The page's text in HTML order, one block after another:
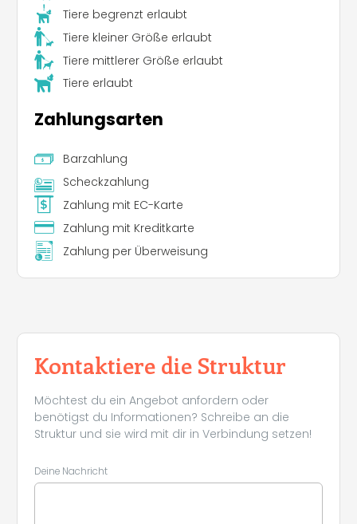
Tiere begrenzt erlaubt
Tiere kleiner Größe erlaubt
Tiere mittlerer Größe erlaubt
Tiere erlaubt
Zahlungsarten
Barzahlung
Scheckzahlung
Zahlung mit EC-Karte
Zahlung mit Kreditkarte
Zahlung per Überweisung
Kontaktiere die Struktur
Möchtest du ein Angebot anfordern oder
benötigst du Informationen? Schreibe an die
Struktur und sie wird mit dir in Verbindung setzen!
Deine Nachricht
Leaflet |©